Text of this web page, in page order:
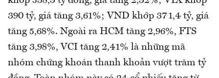
390 tỷ, giá tăng 3,61%; VND khớp 371,4 tỷ, giá
tăng 5,68%. Ngoài ra HCM tăng 2,96%, FTS
tăng 3,98%, VCI tăng 2,41% là những mã
nhóm chứng khoán thanh khoản vượt trăm tỷ